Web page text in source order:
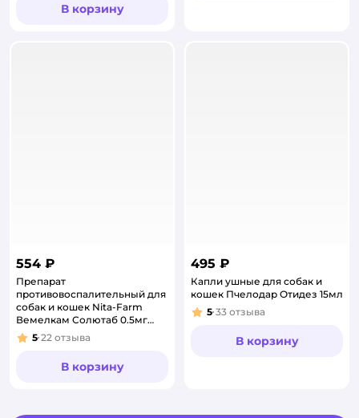
В корзину
554 ₽
Препарат
противовоспалительный для
собак и кошек Nita-Farm
Вемелкам Солютаб 0.5мг
10таблеток
Рейтинг:
5 22 отзыва
В корзину
495 ₽
Капли ушные для собак и
кошек Пчелодар Отидез 15мл
Рейтинг:
5 33 отзыва
В корзину